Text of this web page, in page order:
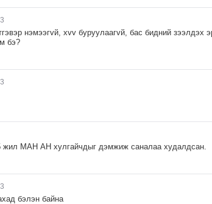
нэмээгvй, хvv буруулаагvй, бас бидний зээлдэх
бэ?
жил МАН АН хулгайчдыг дэмжиж саналаа худалдсан.
бэлэн байна